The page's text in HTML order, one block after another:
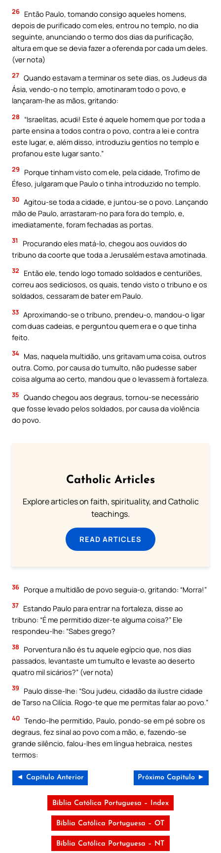
26 Então Paulo, tomando consigo aqueles homens,
depois de purificado com eles, entrou no templo, no dia
seguinte, anunciando o termo dos dias da purificação,
altura em que se devia fazer a oferenda por cada um deles.
(ver nota)
27 Quando estavam a terminar os sete dias, os Judeus da
Ásia, vendo-o no templo, amotinaram todo o povo, e
lançaram-lhe as mãos, gritando:
28
“Israelitas, acudi! Este é aquele homem que por toda a
parte ensina a todos contra o povo, contra a lei e contra
este lugar, e, além disso, introduziu gentios no templo e
profanou este lugar santo.”
29
Porque tinham visto com ele, pela cidade, Trofimo de
Éfeso, julgaram que Paulo o tinha introduzido no templo.
30 Agitou-se toda a cidade, e juntou-se o povo. Lançando
mão de Paulo, arrastaram-no para fora do templo, e,
imediatamente, foram fechadas as portas.
31
Procurando eles matá-lo, chegou aos ouvidos do
tribuno da coorte que toda a Jerusalém estava amotinada.
32
Então ele, tendo logo tomado soldados e centuriões,
correu aos sediciosos, os quais, tendo visto o tribuno e os
soldados, cessaram de bater em Paulo.
33 Aproximando-se o tribuno, prendeu-o, mandou-o ligar
com duas cadeias, e perguntou quem era e o que tinha
feito.
34 Mas, naquela multidão, uns gritavam uma coisa, outros
outra. Como, por causa do tumulto, não pudesse saber
coisa alguma ao certo, mandou que o levassem à fortaleza.
35 Quando chegou aos degraus, tornou-se necessário
que fosse levado pelos soldados, por causa da violência
do povo.
Catholic Articles
Explore articles on faith, spirituality, and Catholic
teachings.
READ ARTICLES
36 Porque a multidão de povo seguia-o, gritando: “Morra!”
37 Estando Paulo para entrar na fortaleza, disse ao
tribuno: “É me permitido dizer-te alguma coisa?” Ele
respondeu-lhe: “Sabes grego?
38
Porventura não és tu aquele egípcio que, nos dias
passados, levantaste um tumulto e levaste ao deserto
quatro mil sicários?” (ver nota)
39
Paulo disse-lhe: “Sou judeu, cidadão da ilustre cidade
de Tarso na Cilícia. Rogo-te que me permitas falar ao povo.”
40 Tendo-lhe permitido, Paulo, pondo-se em pé sobre os
degraus, fez sinal ao povo com a mão, e, fazendo-se
grande silêncio, falou-lhes em língua hebraica, nestes
termos:
◄ Capítulo Anterior Próximo Capítulo ►
Bíblia Católica Portuguesa – Index
Bíblia Católica Portuguesa – OT
Bíblia Católica Portuguesa – NT